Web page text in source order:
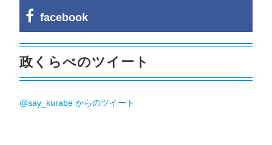
facebook
政くらべのツイート
@say_kurabe からのツイート